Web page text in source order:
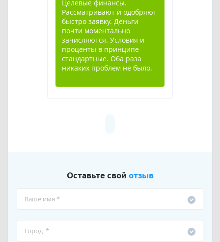
Целевые финансы.
Рассматривают и одобряют
быстро заявку. Деньги
почти моментально
зачисляются. Условия и
проценты в принципе
стандартные. Оба раза
никаких проблем не было.
Оставьте свой отзыв